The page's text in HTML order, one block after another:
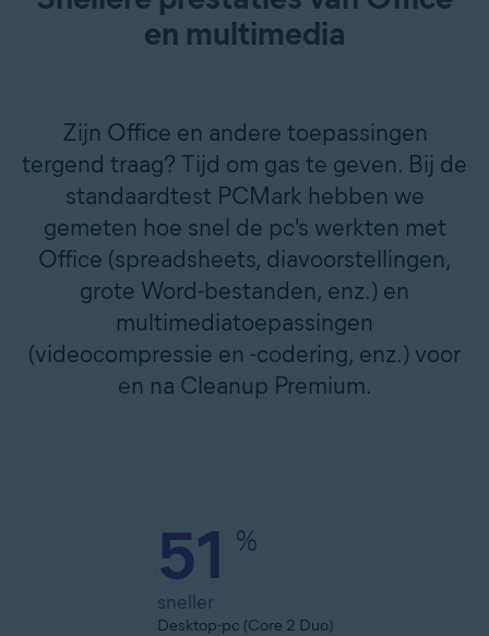
en multimedia
Zijn Office en andere toepassingen
tergend traag? Tijd om gas te geven. Bij de
standaardtest PCMark hebben we
gemeten hoe snel de pc's werkten met
Office (spreadsheets, diavoorstellingen,
grote Word-bestanden, enz.) en
multimediatoepassingen
(videocompressie en -codering, enz.) voor
en na Cleanup Premium.
51 %
sneller
Desktop-pc (Core 2 Duo)